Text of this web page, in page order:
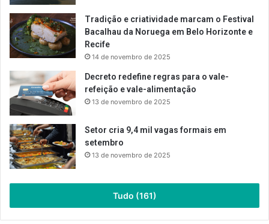
Tradição e criatividade marcam o Festival
Bacalhau da Noruega em Belo Horizonte e
Recife
14 de novembro de 2025
Decreto redefine regras para o vale-
refeição e vale-alimentação
13 de novembro de 2025
Setor cria 9,4 mil vagas formais em
setembro
13 de novembro de 2025
Tudo (161)